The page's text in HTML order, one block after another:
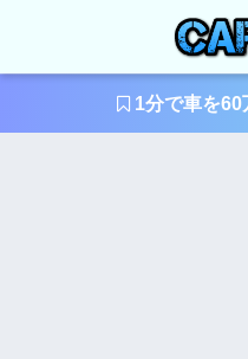
1分で車を